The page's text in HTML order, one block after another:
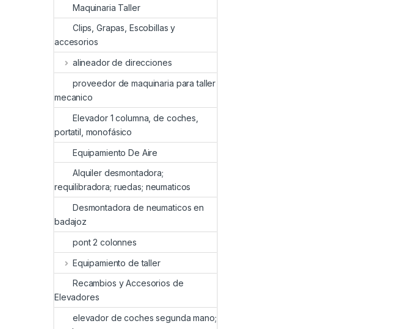
Maquinaria Taller
Clips, Grapas, Escobillas y
accesorios
alineador de direcciones
proveedor de maquinaria para taller
mecanico
Elevador 1 columna, de coches,
portatil, monofásico
Equipamiento De Aire
Alquiler desmontadora;
requilibradora; ruedas; neumaticos
Desmontadora de neumaticos en
badajoz
pont 2 colonnes
Equipamiento de taller
Recambios y Accesorios de
Elevadores
elevador de coches segunda mano;